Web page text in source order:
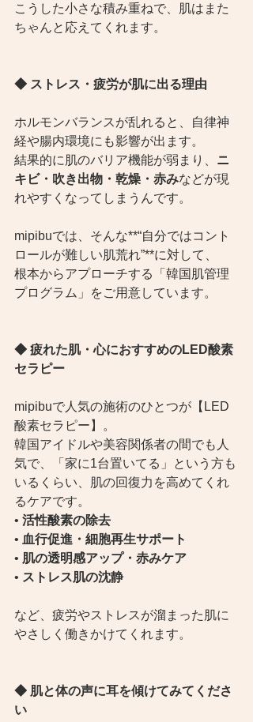
こうした小さな積み重ねで、肌はまた
ちゃんと応えてくれます。
◆ ストレス・疲労が肌に出る理由
ホルモンバランスが乱れると、自律神
経や腸内環境にも影響が出ます。
結果的に肌のバリア機能が弱まり、 ニ
キビ・吹き出物・乾燥・赤みなどが現
れやすくなってしまうんです。
mipibuでは、そんな**“自分ではコント
ロールが難しい肌荒れ”**に対して、
根本からアプローチする「韓国肌管理
プログラム」をご用意しています。
◆ 疲れた肌・心におすすめのLED酸素
セラピー
mipibuで人気の施術のひとつが【LED
酸素セラピー】。
韓国アイドルや美容関係者の間でも人
気で、「家に1台置いてる」という方も
いるくらい、肌の回復力を高めてくれ
るケアです。
• 活性酸素の除去
• 血行促進・細胞再生サポート
• 肌の透明感アップ・赤みケア
• ストレス肌の沈静
など、疲労やストレスが溜まった肌に
やさしく働きかけてくれます。
◆ 肌と体の声に耳を傾けてみてくださ
い